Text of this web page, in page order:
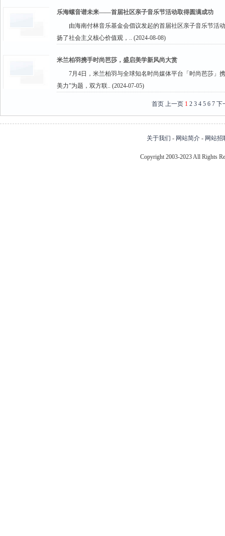
乐海螺音谱未来——首届社区亲子音乐节活动取得圆满成功
由海南付林音乐基金会倡议发起的首届社区亲子音乐节活
扬了社会主义核心价值观，.. (2024-08-08)
米兰柏羽携手时尚芭莎，盛启美学新风尚大赏
7月4日，米兰柏羽与全球知名时尚媒体平台「时尚芭莎」
美力”为题，双方联.. (2024-07-05)
首页 上一页 1 2 3 4 5 6 7 下
关于我们 - 网站简介 - 网站招
Copyright 2003-2023 All Rights